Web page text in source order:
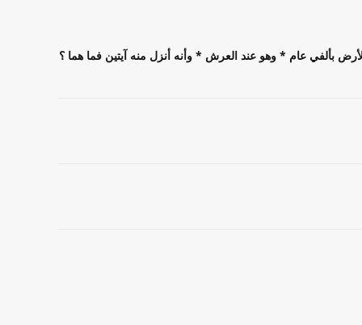
بألفي عام * وهو عند العرش * وأنه أنزل منه آيتين فما هما ؟